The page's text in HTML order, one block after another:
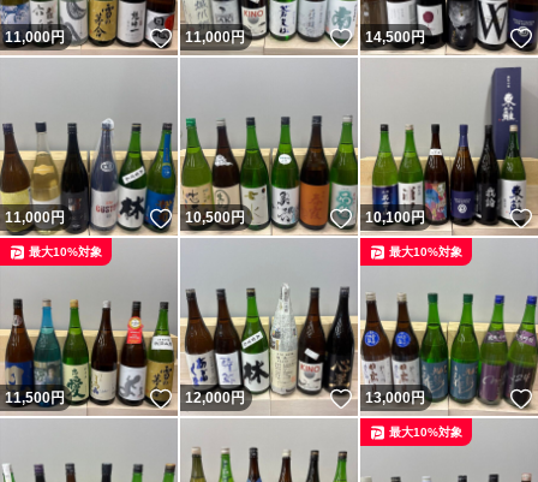
11,000円 いいね！
11,000円 いいね！
14,500円
11,000円 いいね！
10,500円 いいね！
10,100円
11,500円 いいね！
最大10%対象
12,000円 いいね！
13,000円
最大10%対象
最大10%対象